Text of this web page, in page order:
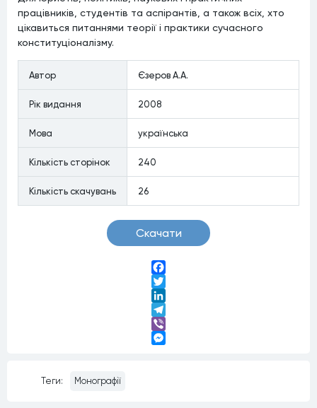
працівників, студентів та аспірантів, а також всіх, хто
цікавиться питаннями теорії і практики сучасного
конституціоналізму.
Автор Єзеров А.А.
Рiк видання 2008
Мова українська
Кiлькiсть сторiнок 240
Кiлькiсть скачувань 26
Скачати
Facebook
Twitter
LinkedIn
Telegram
Viber
Теги: Монографії